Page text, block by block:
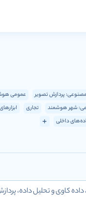
پردازش تصویر
عمومی
شهر هوشمند تجاری
داخلی
، اینترنت اشیا، داده کاوی و